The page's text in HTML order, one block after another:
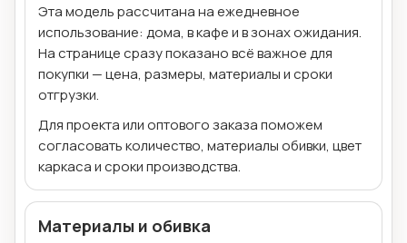
Эта модель рассчитана на ежедневное
использование: дома, в кафе и в зонах ожидания.
На странице сразу показано всё важное для
покупки — цена, размеры, материалы и сроки
отгрузки.
Для проекта или оптового заказа поможем
согласовать количество, материалы обивки, цвет
каркаса и сроки производства.
Материалы и обивка